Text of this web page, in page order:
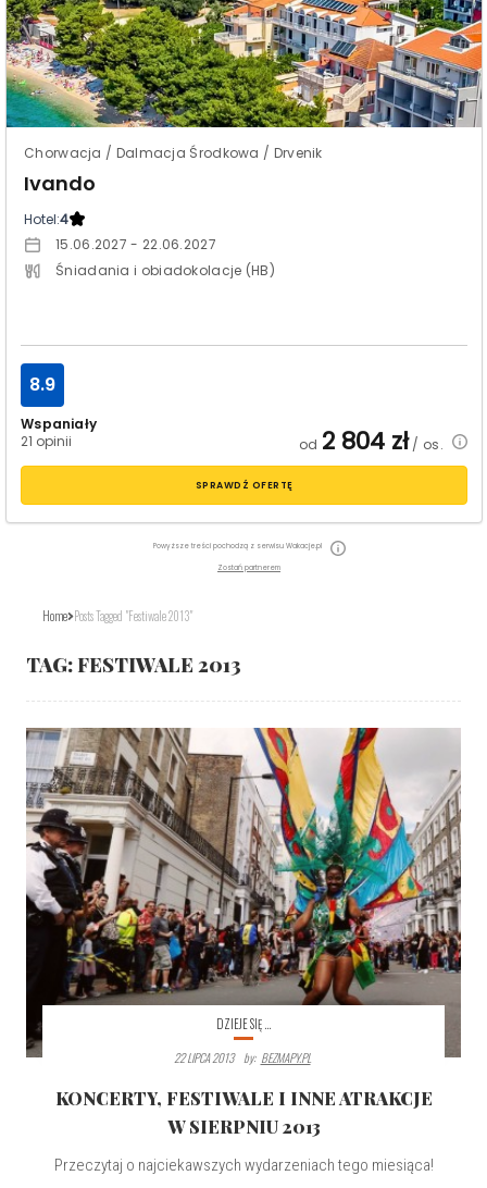
Chorwacja / Dalmacja Środkowa / Drvenik
Ivando
Hotel:4
15.06.2027 - 22.06.2027
Śniadania i obiadokolacje (HB)
Wspaniały
21 opinii
8.9
od 2 804 zł/ os.
SPRAWDŹ OFERTĘ
Powyższe treści pochodzą z serwisu Wakacje.pl
Zostań partnerem
Home Posts Tagged "festiwale 2013"
TAG:FESTIWALE 2013
DZIEJE SIĘ ...
22 LIPCA 2013
By: BEZMAPY.PL
KONCERTY, FESTIWALE I INNE ATRAKCJE
W SIERPNIU 2013
Przeczytaj o najciekawszych wydarzeniach tego miesiąca!